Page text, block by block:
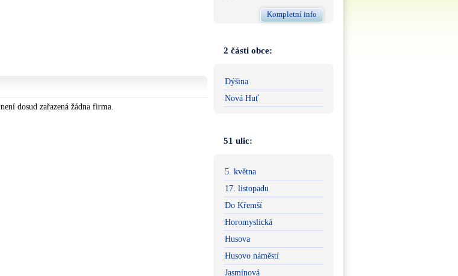
není dosud zařazená žádna firma.
Kompletní info
2 části obce:
Dýšina
Nová Huť
51 ulic:
5. května
17. listopadu
Do Křemší
Horomyslická
Husova
Husovo náměstí
Jasmínová